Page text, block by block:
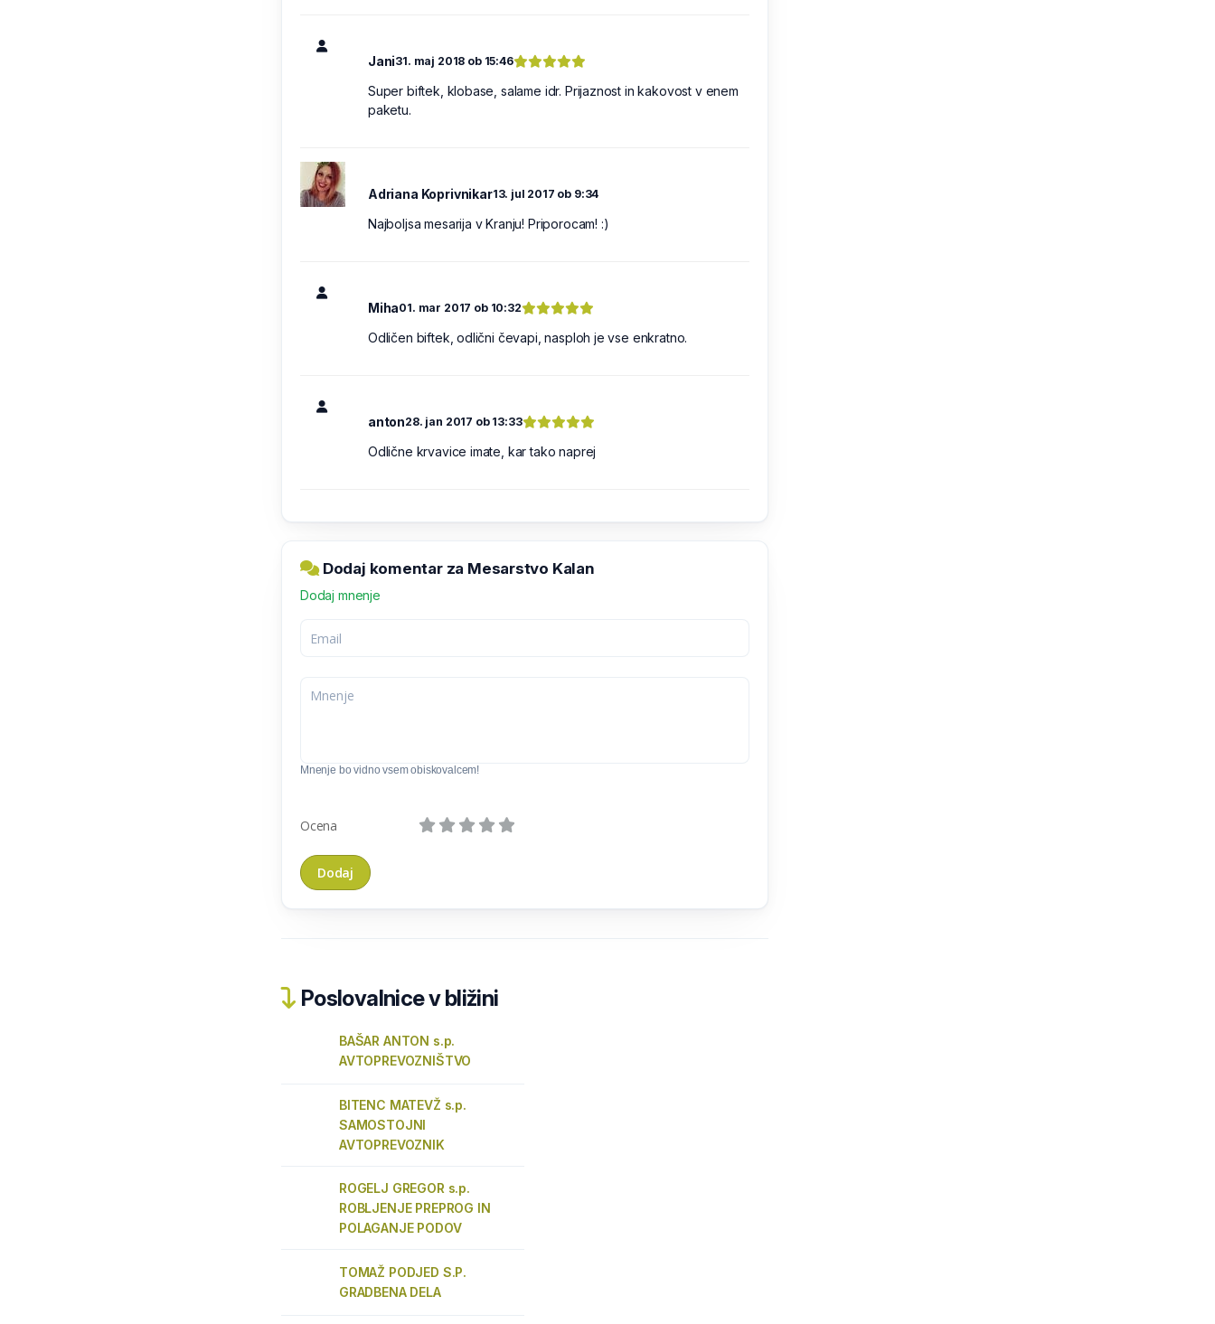
Jani31. maj 2018 ob 15:46
Super biftek, klobase, salame idr. Prijaznost in kakovost v enem
paketu.
Adriana Koprivnikar13. jul 2017 ob 9:34
Najboljsa mesarija v Kranju! Priporocam! :)
Miha01. mar 2017 ob 10:32
Odličen biftek, odlični čevapi, nasploh je vse enkratno.
anton28. jan 2017 ob 13:33
Odlične krvavice imate, kar tako naprej
Dodaj komentar za Mesarstvo Kalan
Dodaj mnenje
Mnenje bo vidno vsem obiskovalcem!
Ocena
Poslovalnice v bližini
BAŠAR ANTON s.p.
AVTOPREVOZNIŠTVO
BITENC MATEVŽ s.p.
SAMOSTOJNI
AVTOPREVOZNIK
ROGELJ GREGOR s.p.
ROBLJENJE PREPROG IN
POLAGANJE PODOV
TOMAŽ PODJED S.P.
GRADBENA DELA